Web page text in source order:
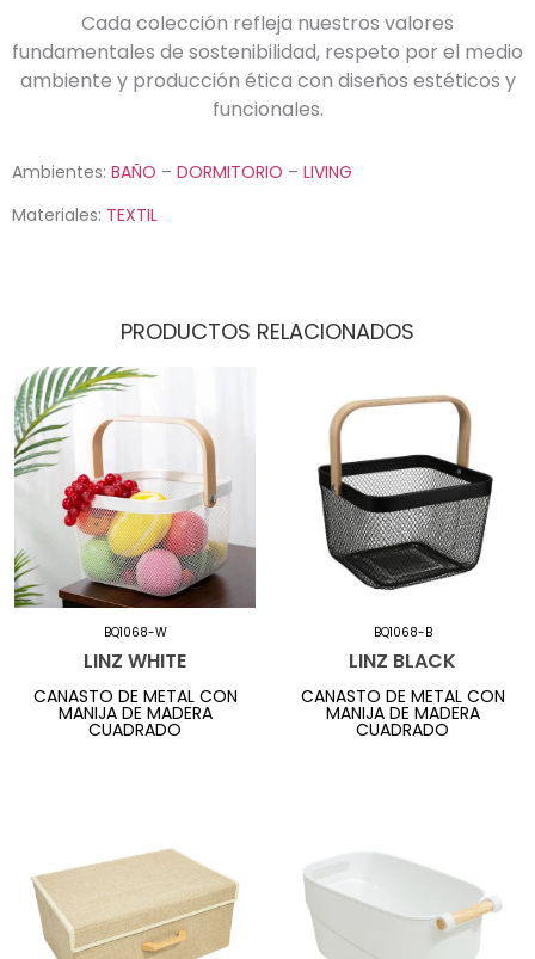
Cada colección refleja nuestros valores
fundamentales de sostenibilidad, respeto por el medio
ambiente y producción ética con diseños estéticos y
funcionales.
Ambientes: BAÑO – DORMITORIO – LIVING
Materiales: TEXTIL
PRODUCTOS RELACIONADOS
BQ1068-W
LINZ WHITE
CANASTO DE METAL CON
MANIJA DE MADERA
CUADRADO
BQ1068-B
LINZ BLACK
CANASTO DE METAL CON
MANIJA DE MADERA
CUADRADO